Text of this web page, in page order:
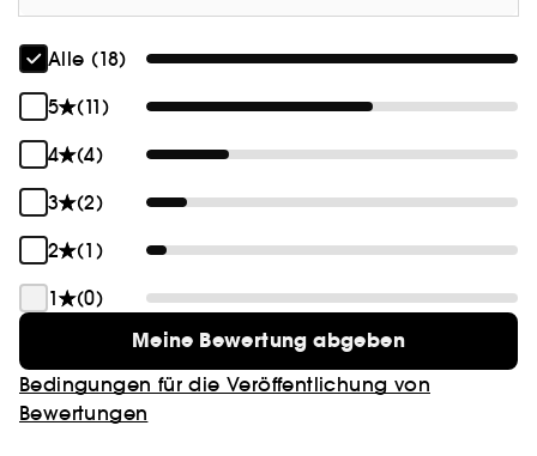
Alle (18)
5
(11)
4
(4)
3
(2)
2
(1)
1
(0)
Meine Bewertung abgeben
Bedingungen für die Veröffentlichung von
Bewertungen